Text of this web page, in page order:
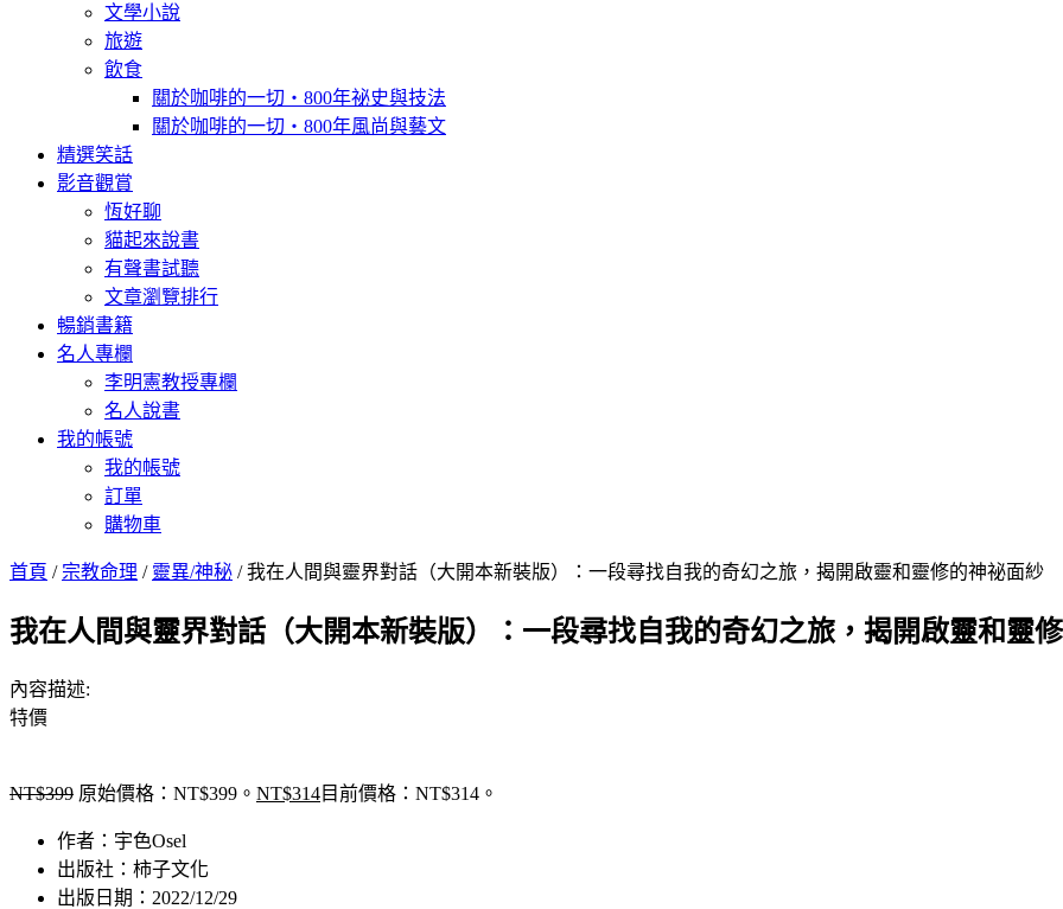
文學小說
旅遊
飲食
關於咖啡的一切‧800年祕史與技法
關於咖啡的一切‧800年風尚與藝文
精選笑話
影音觀賞
恆好聊
貓起來說書
有聲書試聽
文章瀏覽排行
暢銷書籍
名人專欄
李明憲教授專欄
名人說書
我的帳號
我的帳號
訂單
購物車
首頁 / 宗教命理 / 靈異/神秘 / 我在人間與靈界對話（大開本新裝版）：一段尋找自我的奇幻之旅，揭開啟靈和靈修的神祕面紗
我在人間與靈界對話（大開本新裝版）：一段尋找自我的奇幻之旅，揭開啟靈和靈
內容描述:
特價
NT$399 原始價格：NT$399。 NT$314目前價格：NT$314。
作者：宇色Osel
出版社：柿子文化
出版日期：2022/12/29